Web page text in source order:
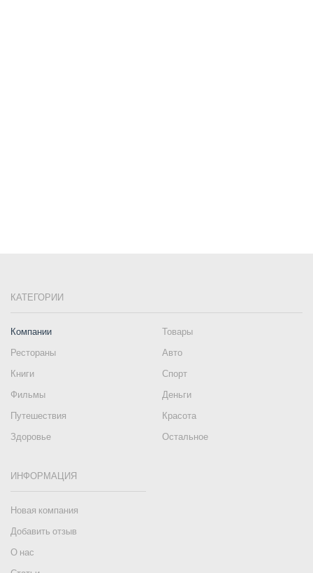
КАТЕГОРИИ
Компании
Товары
Рестораны
Авто
Книги
Спорт
Фильмы
Деньги
Путешествия
Красота
Здоровье
Остальное
ИНФОРМАЦИЯ
Новая компания
Добавить отзыв
О нас